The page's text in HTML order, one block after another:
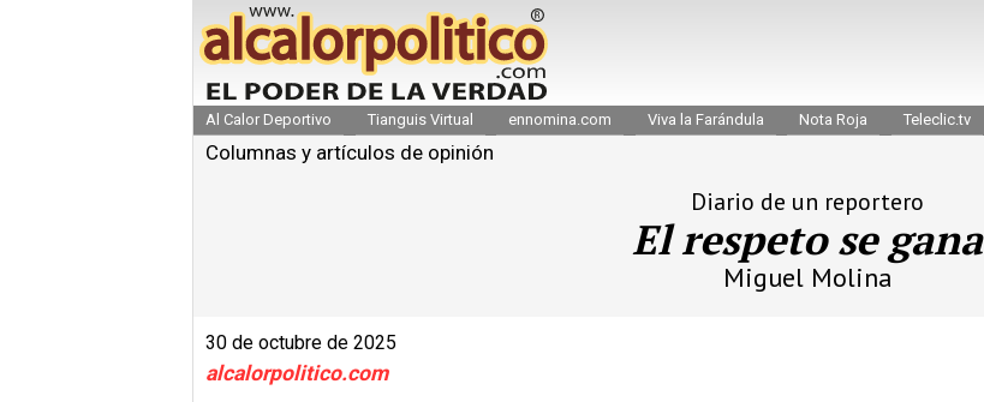
Al Calor Deportivo Tianguis Virtual ennomina.com Viva la Farándula Nota Roja Teleclic.tv
Columnas y artículos de opinión
Diario de un reportero
El respeto se gana
Miguel Molina
30 de octubre de 2025
alcalorpolitico.com